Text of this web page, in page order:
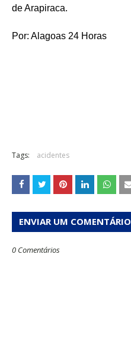
de Arapiraca.
Por: Alagoas 24 Horas
Tags: acidentes
ENVIAR UM COMENTÁRIO
0 Comentários